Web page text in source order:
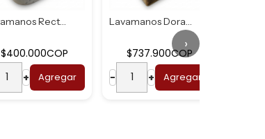
$400.000COP
+ Agregar
$737.900COP
−
+ Agregar
›